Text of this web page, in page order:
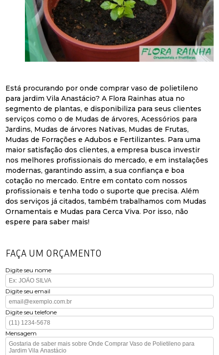
Está procurando por onde comprar vaso de polietileno
para jardim Vila Anastácio? A Flora Rainhas atua no
segmento de plantas, e disponibiliza para seus clientes
serviços como o de Mudas de árvores, Acessórios para
Jardins, Mudas de árvores Nativas, Mudas de Frutas,
Mudas de Forrações e Adubos e Fertilizantes. Para uma
maior satisfação dos clientes, a empresa busca investir
nos melhores profissionais do mercado, e em instalações
modernas, garantindo assim, a sua confiança e boa
cotação no mercado. Entre em contato com nossos
profissionais e tenha todo o suporte que precisa. Além
dos serviços já citados, também trabalhamos com Mudas
Ornamentais e Mudas para Cerca Viva. Por isso, não
espere para saber mais!
FAÇA UM ORÇAMENTO
Digite seu nome
Digite seu email
Digite seu telefone
Mensagem